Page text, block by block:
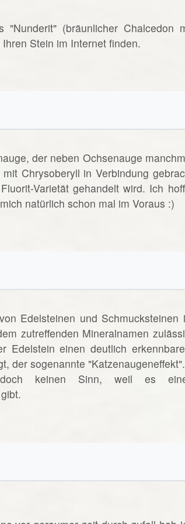
"Nunderit" (bräunlicher Chalcedon
Stein im Internet finden.
der neben Ochsenauge
Chrysoberyll in Verbindung
Varietät gehandelt wird. Ich
natürlich schon mal im Voraus :)
Edelsteinen und Schmucksteinen
zutreffenden Mineralnamen
Edelstein einen deutlich
der sogenannte "Katzenaugeneffekt".
keinen Sinn, weil es